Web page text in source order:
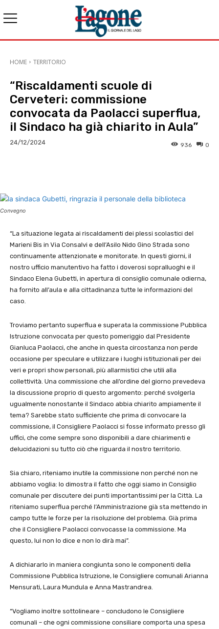
HOME TERRITORIO
“Riscaldamenti scuole di
Cerveteri: commissione
convocata da Paolacci superflua,
il Sindaco ha già chiarito in Aula”
24/12/2024 0
936
Convegno
“La situazione legata ai riscaldamenti dei plessi scolastici del
Marieni Bis in Via Consalvi e dell’Asilo Nido Gino Strada sono
continuamente attenzionate e monitorate. In questi giorni, il
nostro ufficio manutentivo ha fatto i doverosi sopralluoghi e il
Sindaco Elena Gubetti, in apertura di consiglio comunale odierna,
ha fornito all’aula e alla cittadinanza tutte le informazioni del
caso.
Troviamo pertanto superflua e superata la commissione Pubblica
Istruzione convocata per questo pomeriggio dal Presidente
Gianluca Paolacci, che anche in questa circostanza non perde
occasione per speculare e utilizzare i luoghi istituzionali per dei
veri e propri show personali, più allarmistici che utili alla
collettività. Una commissione che all’ordine del giorno prevedeva
la discussione proprio di questo argomento: perché svolgerla
ugualmente nonostante il Sindaco abbia chiarito ampiamente il
tema? Sarebbe stato sufficiente che prima di convocare la
commissione, il Consigliere Paolacci si fosse informato presso gli
uffici, che come sempre sono disponibili a dare chiarimenti e
delucidazioni su tutto ciò che riguarda il nostro territorio.
Sia chiaro, riteniamo inutile la commissione non perché non ne
abbiamo voglia: lo dimostra il fatto che oggi siamo in Consiglio
comunale per discutere dei punti importantissimi per la Città. La
riteniamo superflua perché l’Amministrazione già sta mettendo in
campo tutte le forze per la risoluzione del problema. Già prima
che il Consigliere Paolacci convocasse la commissione. Ma
questo, lui non lo dice e non lo dirà mai”.
A dichiararlo in maniera congiunta sono le componenti della
Commissione Pubblica Istruzione, le Consigliere comunali Arianna
Mensurati, Laura Mundula e Anna Mastrandrea.
“Vogliamo inoltre sottolineare – concludono le Consigliere
comunali – che ogni commissione consiliare comporta una spesa